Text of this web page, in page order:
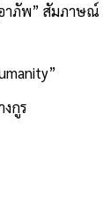
ภัพ” สัมภาษณ์
กูร